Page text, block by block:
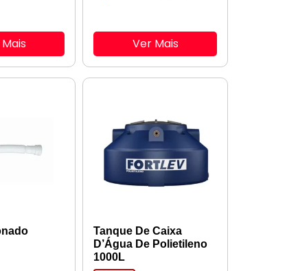
Ver Mais
Tanque De Caixa
D’Água De Polietileno
1000L